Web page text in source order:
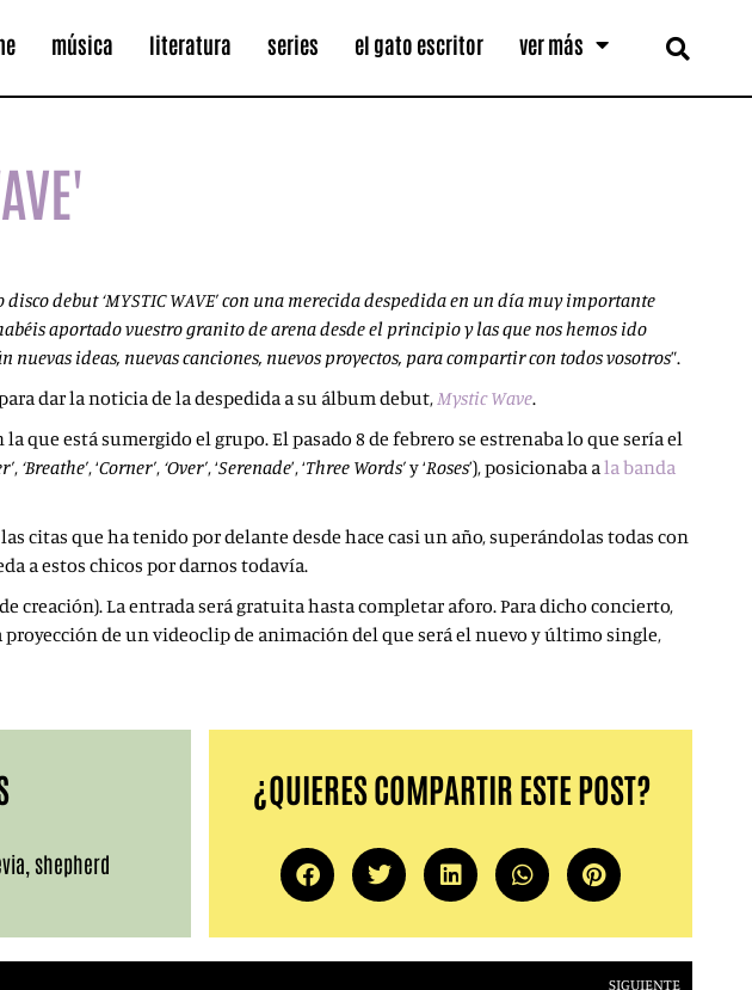
música literatura series el gato escritor ver más
debut ‘MYSTIC WAVE’ con una merecida despedida en un día muy importante
éis aportado vuestro granito de arena desde el principio y las que nos hemos ido
ideas, nuevas canciones, nuevos proyectos, para compartir con todos vosotros”.
dar la noticia de la despedida a su álbum debut,Mystic Wave.
que está sumergido el grupo. El pasado 8 de febrero se estrenaba lo que sería el
, ‘Breathe’, ‘Corner’, ‘Over’, ‘Serenade’, ‘Three Words’y ‘Roses’), posicionaba ala banda
citas que ha tenido por delante desde hace casi un año, superándolas todas con
a estos chicos por darnos todavía.
creación). La entrada será gratuita hasta completar aforo. Para dicho concierto,
de un videoclip de animación del que será el nuevo y último single,
,shepherd
¿QUIERES COMPARTIR ESTE POST?
SIGUIENTE